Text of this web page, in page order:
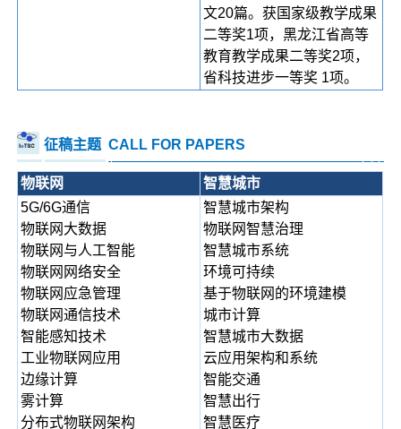
文20篇。获国家级教学成果
二等奖1项，黑龙江省高等
教育教学成果二等奖2项，
省科技进步一等奖 1项。
征稿主题 CALL FOR PAPERS
物联网
智慧城市
5G/6G通信
物联网大数据
物联网与人工智能
物联网网络安全
物联网应急管理
物联网通信技术
智能感知技术
工业物联网应用
边缘计算
雾计算
分布式物联网架构
智慧城市架构
物联网智慧治理
智慧城市系统
环境可持续
基于物联网的环境建模
城市计算
智慧城市大数据
云应用架构和系统
智能交通
智慧出行
智慧医疗